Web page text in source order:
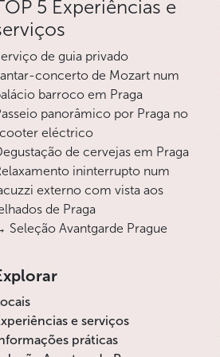
5 Experiências e
de guia privado
concerto de Mozart num
barroco em Praga
panorâmico por Praga no
eléctrico
de cervejas em Praga
ininterrupto num
externo com vista aos
de Praga
Seleção Avantgarde Prague
e serviços
práticas